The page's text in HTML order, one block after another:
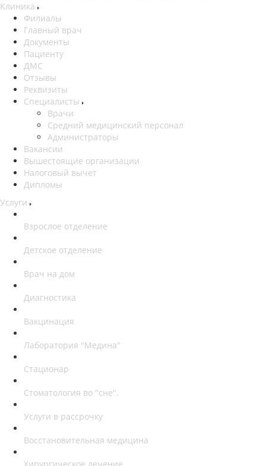
Клиника
Филиалы
Главный врач
Документы
Пациенту
ДМС
Отзывы
Реквизиты
Специалисты
Врачи
Средний медицинский персонал
Администраторы
Вакансии
Вышестоящие организации
Налоговый вычет
Дипломы
Услуги
Взрослое отделение
Детское отделение
Врач на дом
Диагностика
Вакцинация
Лаборатория "Медина"
Стационар
Стоматология во "сне".
Услуги в рассрочку
Восстановительная медицина